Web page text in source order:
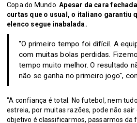
Copa do Mundo.Apesar da cara
curtas que o usual, o italiano garantiu
elenco segue inabalada.
"O primeiro tempo foi difícil. A
com muitas bolas perdidas.
tempo muito melhor. O resultado
não se ganha no primeiro jogo",
"A confiança é total. No futebol, nem
estreia, por muitas razões, pode não sair
objetivo é classificarmos, passarmos da